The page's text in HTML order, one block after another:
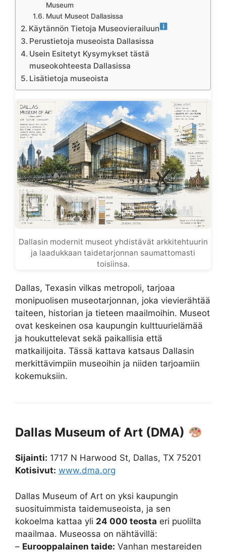
Museum
Muut Museot Dallasissa
Käytännön Tietoja Museovierailuun
Perustietoja museoista Dallasissa
Usein Esitetyt Kysymykset tästä
museokohteesta Dallasissa
Lisätietoja museoista
Dallasin modernit museot yhdistävät arkkitehtuurin
ja laadukkaan taidetarjonnan saumattomasti
toisiinsa.
Dallas, Texasin vilkas metropoli, tarjoaa
monipuolisen museotarjonnan, joka vievierähtää
taiteen, historian ja tieteen maailmoihin. Museot
ovat keskeinen osa kaupungin kulttuurielämää
ja houkuttelevat sekä paikallisia että
matkailijoita. Tässä kattava katsaus Dallasin
merkittävimpiin museoihin ja niiden tarjoamiin
kokemuksiin.
Dallas Museum of Art (DMA)
Sijainti: 1717 N Harwood St, Dallas, TX 75201
Kotisivut: www.dma.org
Dallas Museum of Art on yksi kaupungin
suosituimmista taidemuseoista, ja sen
kokoelma kattaa yli 24 000 teosta eri puolilta
maailmaa. Museossa on nähtävillä:
– Eurooppalainen taide: Vanhan mestareiden